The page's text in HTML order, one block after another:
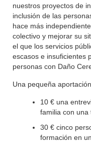
nuestros proyectos de
inclusión de las
hace más
colectivo y mejorar su
el que los servicios
escasos e insuficientes
personas con Daño
Una pequeña
10 € una
familia con una
30 € cinco
formación en